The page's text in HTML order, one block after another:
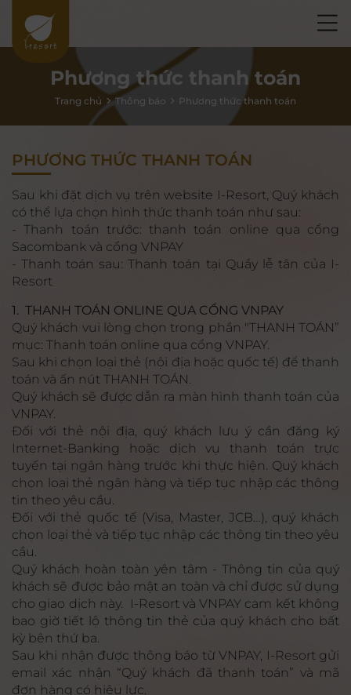
Phương thức thanh toán
Trang chủ Thông báo Phương thức thanh toán
PHƯƠNG THỨC THANH TOÁN
Sau khi đặt dịch vụ trên website I-Resort, Quý khách
có thể lựa chọn hình thức thanh toán như sau:
- Thanh toán trước: thanh toán online qua cổng
Sacombank và cổng VNPAY
- Thanh toán sau: Thanh toán tại Quầy lễ tân của I-
Resort
1. THANH TOÁN ONLINE QUA CỔNG VNPAY
Quý khách vui lòng chọn trong phần "THANH TOÁN”
mục: Thanh toán online qua cổng VNPAY.
Sau khi chọn loại thẻ (nội địa hoặc quốc tế) để thanh
toán và ấn nút THANH TOÁN.
Quý khách sẽ được dẫn ra màn hình thanh toán của
VNPAY.
Đối với thẻ nội địa, quý khách lưu ý cần đăng ký
Internet-Banking hoặc dịch vụ thanh toán trực
tuyến tại ngân hàng trước khi thực hiện. Quý khách
chọn loại thẻ ngân hàng và tiếp tục nhập các thông
tin theo yêu cầu.
Đối với thẻ quốc tế (Visa, Master, JCB…), quý khách
chọn loại thẻ và tiếp tục nhập các thông tin theo yêu
cầu.
Quý khách hoàn toàn yên tâm - Thông tin của quý
khách sẽ được bảo mật an toàn và chỉ được sử dụng
cho giao dịch này. I-Resort và VNPAY cam kết không
bao giờ tiết lộ thông tin thẻ của quý khách cho bất
kỳ bên thứ ba.
Sau khi nhận được thông báo từ VNPAY, I-Resort gửi
email xác nhận “Quý khách đã thanh toán” và mã
đơn hàng có hiệu lực.